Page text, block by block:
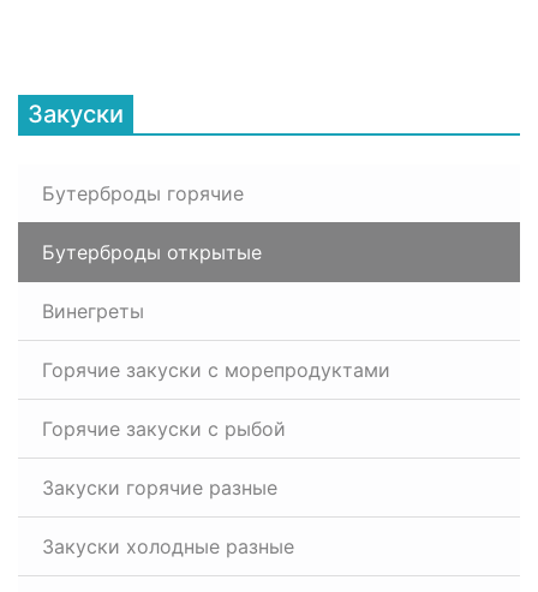
Закуски
Бутерброды горячие
Бутерброды открытые
Винегреты
Горячие закуски с морепродуктами
Горячие закуски с рыбой
Закуски горячие разные
Закуски холодные разные